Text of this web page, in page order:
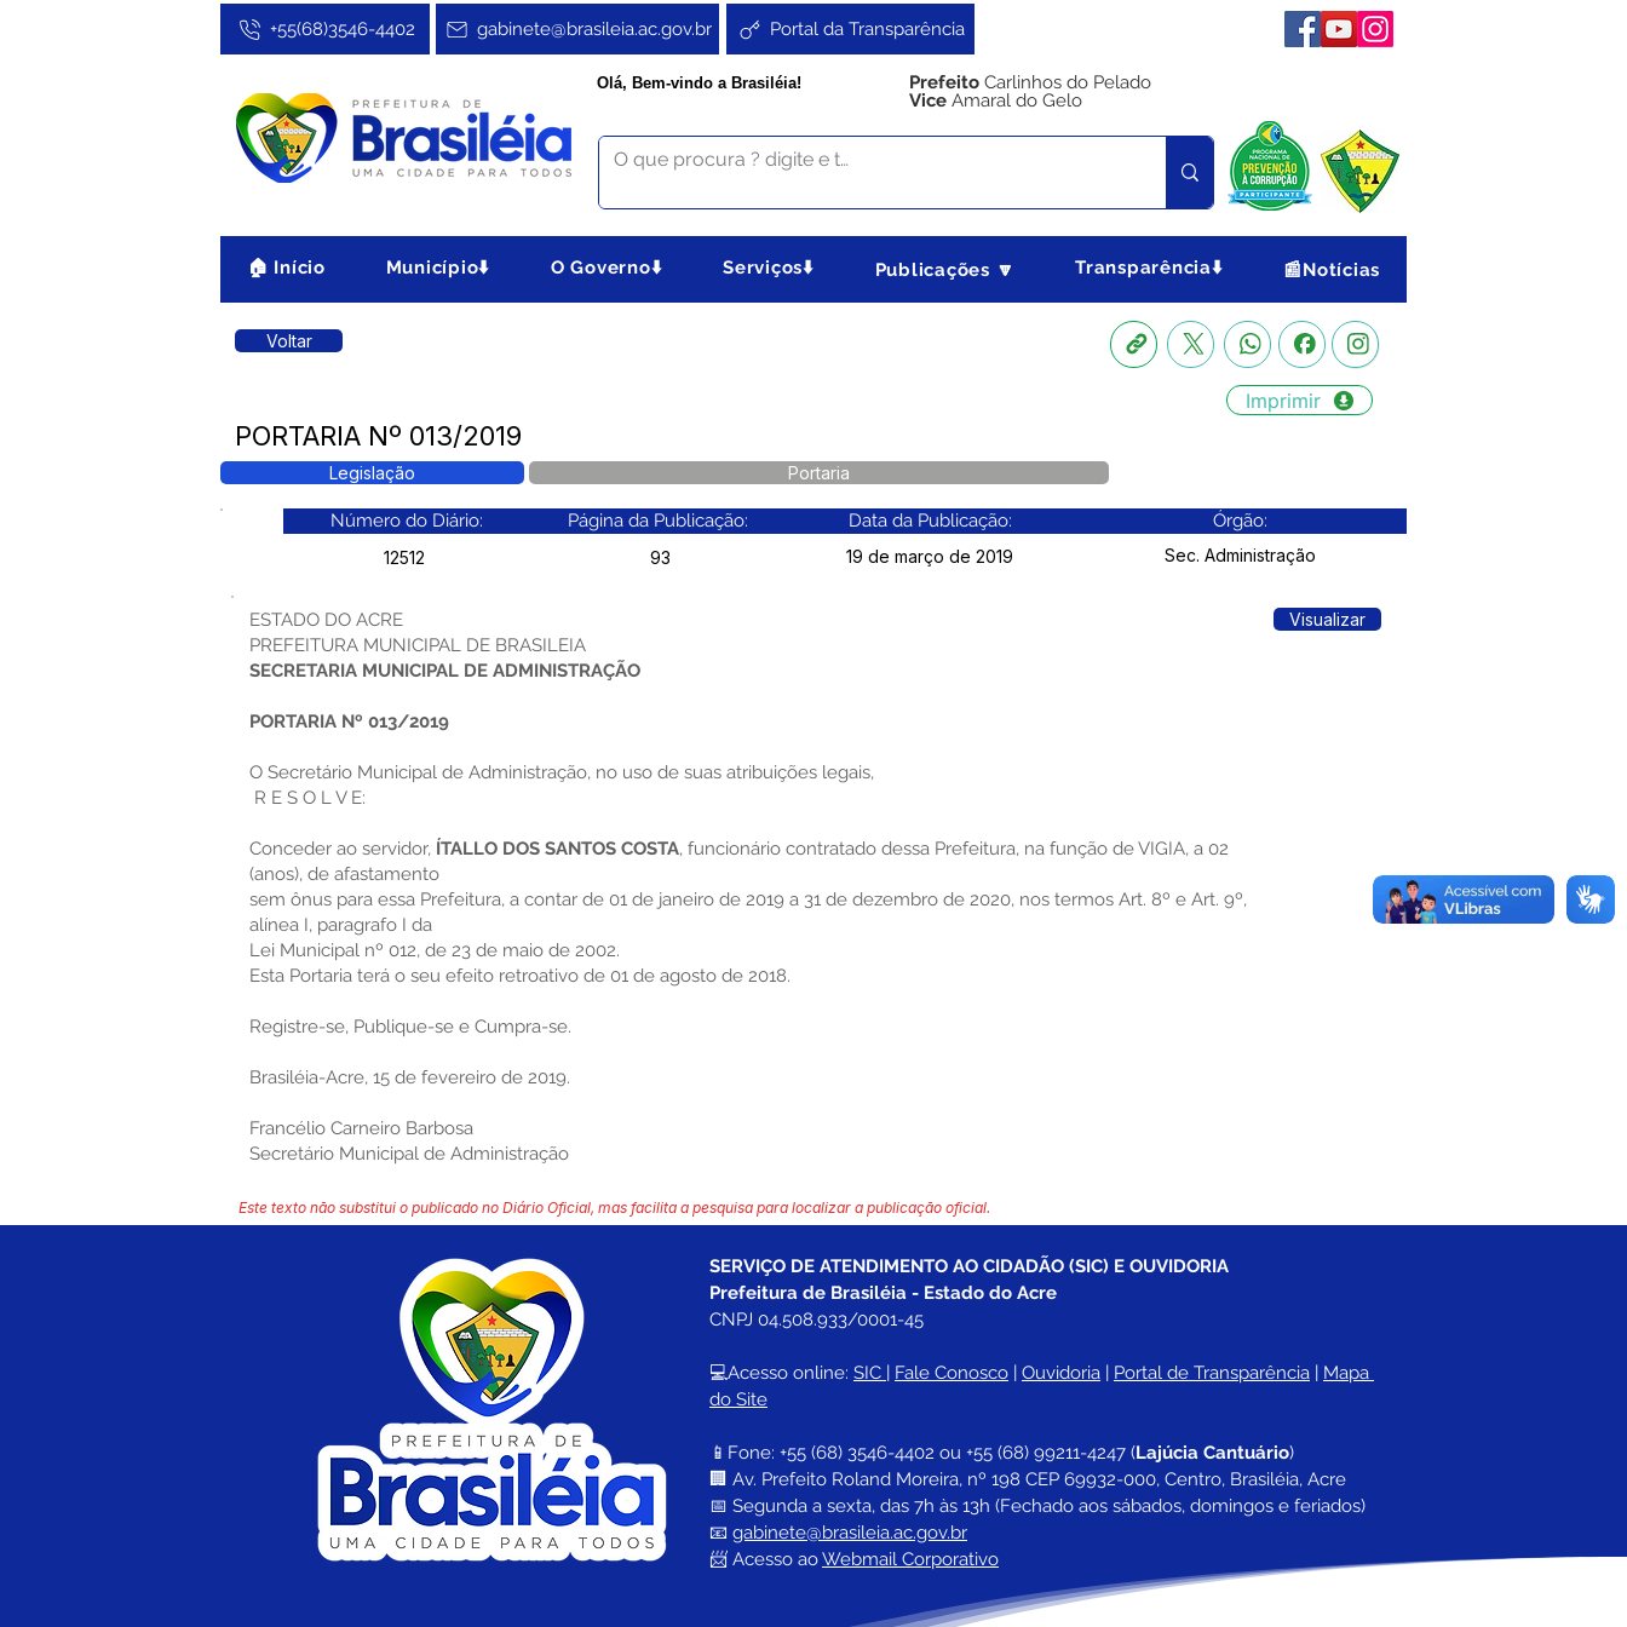
Portal da Transparência
gabinete@brasileia.ac.gov.br
+55(68)3546-4402
Olá, Bem-vindo a Brasiléia! Prefeito Carlinhos do Pelado
Vice Amaral do Gelo
🏠 Início Município⬇️ O Governo⬇️ Serviços⬇️ Publicações 🔽 Transparência⬇️ 📰Notícias
Voltar
Imprimir
PORTARIA Nº 013/2019
Legislação Portaria
Número do Diário: Página da Publicação: Data da Publicação: Órgão:
12512 93 19 de março de 2019 Sec. Administração
ESTADO DO ACRE
PREFEITURA MUNICIPAL DE BRASILEIA
SECRETARIA MUNICIPAL DE ADMINISTRAÇÃO
PORTARIA Nº 013/2019
O Secretário Municipal de Administração, no uso de suas atribuições legais,
R E S O L V E:
Conceder ao servidor, ÍTALLO DOS SANTOS COSTA, funcionário contratado dessa Prefeitura, na função de VIGIA, a 02
(anos), de afastamento
sem ônus para essa Prefeitura, a contar de 01 de janeiro de 2019 a 31 de dezembro de 2020, nos termos Art. 8º e Art. 9º,
alínea I, paragrafo I da
Lei Municipal nº 012, de 23 de maio de 2002.
Esta Portaria terá o seu efeito retroativo de 01 de agosto de 2018.
Registre-se, Publique-se e Cumpra-se.
Brasiléia-Acre, 15 de fevereiro de 2019.
Francélio Carneiro Barbosa
Secretário Municipal de Administração
Visualizar
Este texto não substitui o publicado no Diário Oficial, mas facilita a pesquisa para localizar a publicação oficial.
SERVIÇO DE ATENDIMENTO AO CIDADÃO (SIC) E OUVIDORIA
Prefeitura de Brasiléia - Estado do Acre
CNPJ 04.508.933/0001-45
💻Acesso online: SIC | Fale Conosco | Ouvidoria | Portal de Transparência | Mapa
do Site
📱Fone: +55 (68) 3546-4402 ou +55 (68) 99211-4247 (Lajúcia Cantuário)
🏢 Av. Prefeito Roland Moreira, nº 198 CEP 69932-000, Centro, Brasiléia, Acre
📅 Segunda a sexta, das 7h às 13h (Fechado aos sábados, domingos e feriados)
📧 gabinete@brasileia.ac.gov.br
📨 Acesso ao Webmail Corporativo